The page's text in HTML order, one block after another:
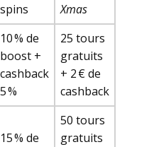
spins
Xmas
10 % de
boost +
cashback
5 %
25 tours
gratuits
+ 2 € de
cashback
15 % de
50 tours
gratuits